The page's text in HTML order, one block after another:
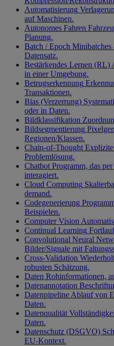
Automatisierung
auf Maschinen.
Autonomes Fahren
Planung.
Batch / Epoch Minibatches
Datensatz.
Bestärkendes Lernen (RL)
in einer Umgebung.
Betrugserkennung
Transaktionen.
Bias (Verzerrung)
oder in Daten.
Bildklassifikation
Bildsegmentierung
Regionen/Klassen.
Chain-of-Thought
Problemlösung.
Chatbot Programm, das
interagiert.
Cloud Computing
demand.
Codegenerierung
Beispielen.
Computer Vision
Continual Learning
Convolutional Neural
Bilder/Signale mit
Cross-Validation
robusten Schätzung.
Daten Rohinformationen,
Datenannotation
Datenpipeline Ablauf von
Daten.
Datenqualität
Daten.
Datenschutz (DSGVO)
EU-Kontext.